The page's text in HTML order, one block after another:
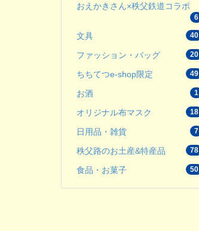
おえかきさん×秩父鉄道コラボ
6
文具 40
ファッション・バッグ 20
ちちてつe-shop限定 49
お酒 1
オリジナル布マスク 18
日用品・雑貨 7
秩父路のお土産&特産品 78
食品・お菓子 50